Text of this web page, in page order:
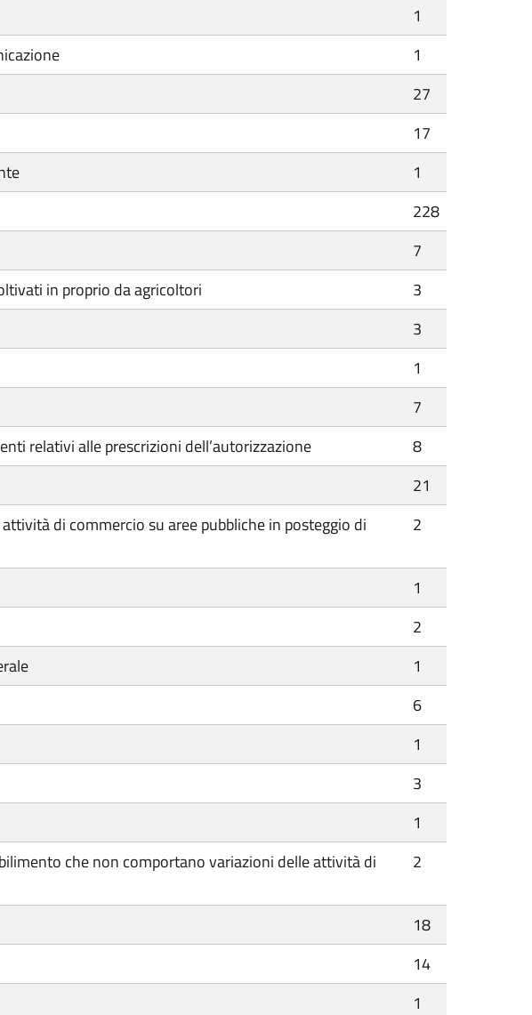
1
1
27
17
1
228
7
in proprio da agricoltori
3
3
1
7
relativi alle prescrizioni dell’autorizzazione
8
21
di commercio su aree pubbliche in posteggio di
2
1
2
1
6
1
3
1
che non comportano variazioni delle attività di
2
18
14
1